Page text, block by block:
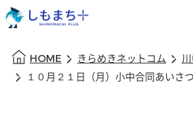
HOME きらめきネットコム
１０月２１日（月）小中合同あいさ